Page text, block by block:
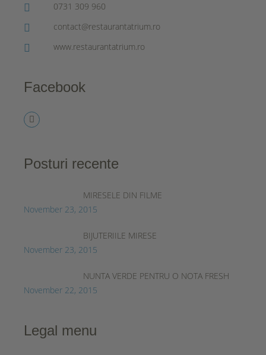
0731 309 960
contact@restaurantatrium.ro
www.restaurantatrium.ro
Facebook
Posturi recente
MIRESELE DIN FILME
November 23, 2015
BIJUTERIILE MIRESE
November 23, 2015
NUNTA VERDE PENTRU O NOTA FRESH
November 22, 2015
Legal menu